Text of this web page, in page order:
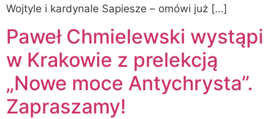
Wojtyle i kardynale Sapiesze – omówi już […]
Paweł Chmielewski wystąpi
w Krakowie z prelekcją
„Nowe moce Antychrysta”.
Zapraszamy!